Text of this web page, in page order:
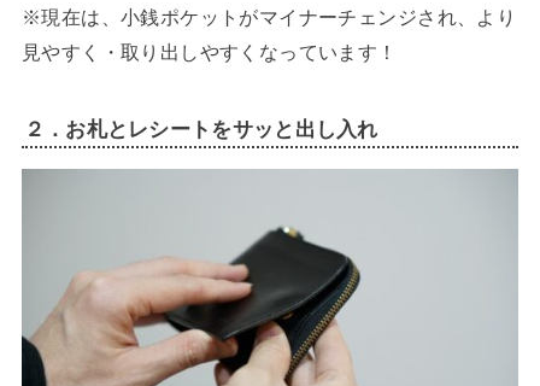
※現在は、小銭ポケットがマイナーチェンジされ、より
見やすく・取り出しやすくなっています！
２．お札とレシートをサッと出し入れ